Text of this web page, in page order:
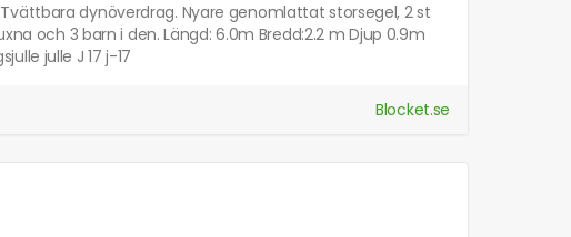
dynöverdrag. Nyare genomlattat storsegel, 2 st
och 3 barn i den. Längd: 6.0m Bredd:2.2 m Djup 0.9m
julle J 17 j-17
Blocket.se